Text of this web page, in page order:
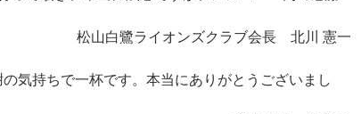
松山白鷺ライオンズクラブ会長　北川 憲一